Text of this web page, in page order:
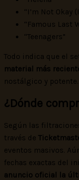
“I’m Not Okay
“Famous Last
“Teenagers”
Todo indica que el
material más
nostálgico y potente.
¿Dónde
Según las
través de
eventos masivos.
fechas exactas del
anuncio oficial la